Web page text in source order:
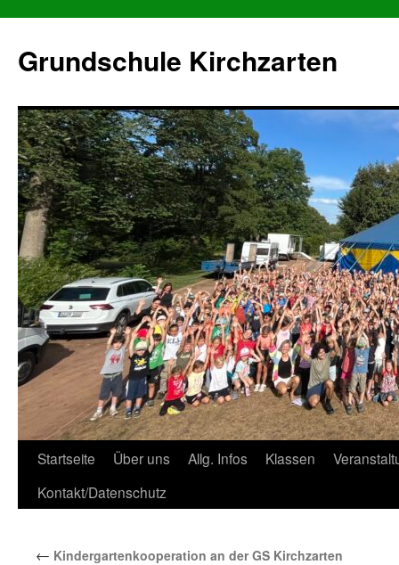
Grundschule Kirchzarten
Zum
Inhalt
Startseite Über uns Allg. Infos Klassen
Kontakt/Datenschutz
← Kindergartenkooperation an der GS Kirchzarten